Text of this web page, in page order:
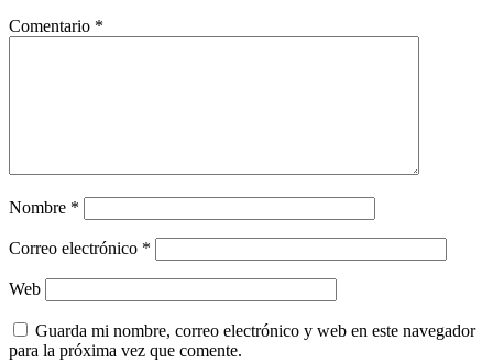
Comentario *
Nombre *
Correo electrónico *
Web
Guarda mi nombre, correo electrónico y web en este navegador
para la próxima vez que comente.